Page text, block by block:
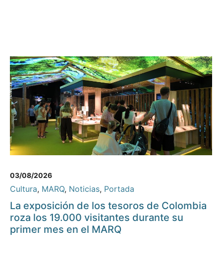
03/08/2026
Cultura, MARQ, Noticias, Portada
La exposición de los tesoros de Colombia
roza los 19.000 visitantes durante su
primer mes en el MARQ